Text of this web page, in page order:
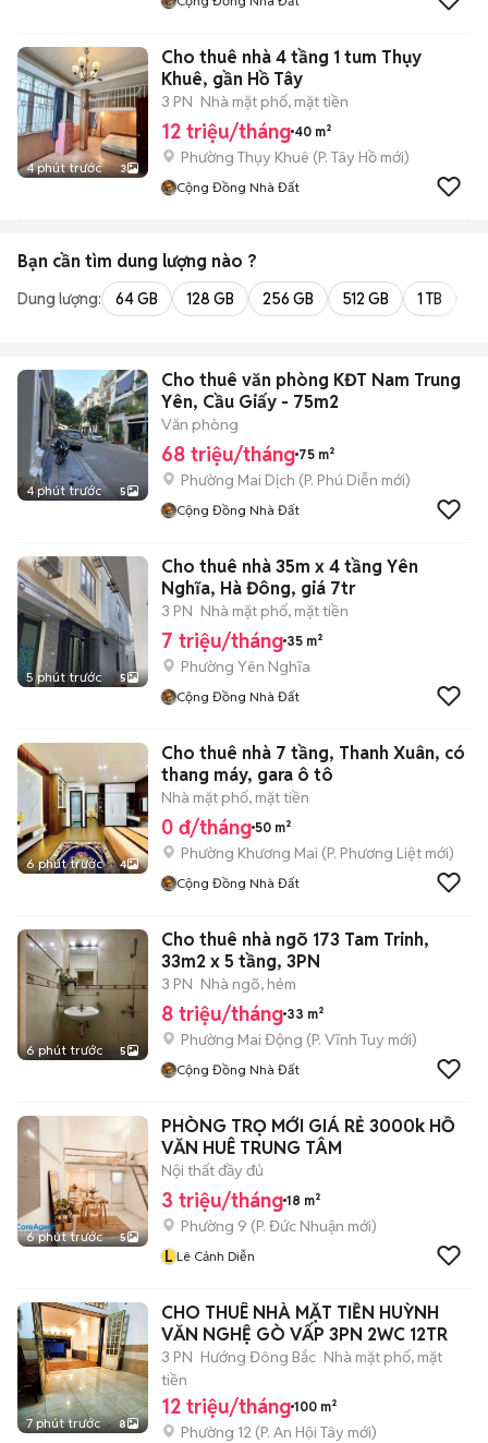
4 phút trước 3
Cho thuê nhà 4 tầng 1 tum Thụy
Khuê, gần Hồ Tây
3 PN Nhà mặt phố, mặt tiền
12 triệu/tháng 40 m²
Phường Thụy Khuê (P. Tây Hồ mới)
Cộng Đồng Nhà Đất
Bạn cần tìm dung lượng nào ?
Dung lượng: 64 GB 128 GB 256 GB 512 GB 1 TB
4 phút trước 5
Cho thuê văn phòng KĐT Nam Trung
Yên, Cầu Giấy - 75m2
Văn phòng
68 triệu/tháng 75 m²
Phường Mai Dịch (P. Phú Diễn mới)
Cộng Đồng Nhà Đất
5 phút trước 5
Cho thuê nhà 35m x 4 tầng Yên
Nghĩa, Hà Đông, giá 7tr
3 PN Nhà mặt phố, mặt tiền
7 triệu/tháng 35 m²
Phường Yên Nghĩa
Cộng Đồng Nhà Đất
6 phút trước 4
Cho thuê nhà 7 tầng, Thanh Xuân, có
thang máy, gara ô tô
Nhà mặt phố, mặt tiền
0 đ/tháng 50 m²
Phường Khương Mai (P. Phương Liệt mới)
Cộng Đồng Nhà Đất
6 phút trước 5
Cho thuê nhà ngõ 173 Tam Trinh,
33m2 x 5 tầng, 3PN
3 PN Nhà ngõ, hẻm
8 triệu/tháng 33 m²
Phường Mai Động (P. Vĩnh Tuy mới)
Cộng Đồng Nhà Đất
6 phút trước 5
PHÒNG TRỌ MỚI GIÁ RẺ 3000k HỒ
VĂN HUÊ TRUNG TÂM
Nội thất đầy đủ
3 triệu/tháng 18 m²
Phường 9 (P. Đức Nhuận mới)
L Lê Cảnh Diễn
7 phút trước 8
CHO THUÊ NHÀ MẶT TIỀN HUỲNH
VĂN NGHỆ GÒ VẤP 3PN 2WC 12TR
3 PN Hướng Đông Bắc Nhà mặt phố, mặt
tiền
12 triệu/tháng 100 m²
Phường 12 (P. An Hội Tây mới)